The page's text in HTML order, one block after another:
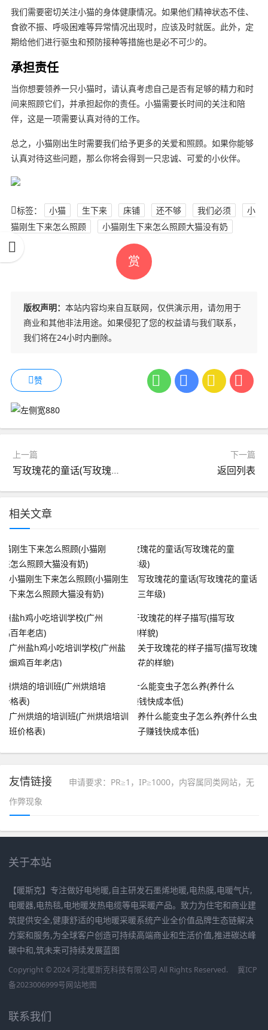
我们需要密切关注小猫的身体健康情况。如果他们精神状态不佳、
食欲不振、呼吸困难等异常情况出现时，应该及时就医。此外，定
期给他们进行驱虫和预防接种等措施也是必不可少的。
承担责任
当你想要领养一只小猫时，请认真考虑自己是否有足够的精力和时
间来照顾它们，并承担起你的责任。小猫需要长时间的关注和陪
伴，这是一项需要认真对待的工作。
总之，小猫刚出生时需要我们给予更多的关爱和照顾。如果你能够
认真对待这些问题，那么你将会得到一只忠诚、可爱的小伙伴。
标签： 小猫 生下来 床铺 还不够 我们必须
小
猫刚生下来怎么照顾
小猫刚生下来怎么照顾大猫没有奶
赏
版权声明： 本站内容均来自互联网，仅供演示用，请勿用于
商业和其他非法用途。如果侵犯了您的权益请与我们联系，
我们将在24小时内删除。
赞
上一篇
写玫瑰花的童话(写玫瑰花的童话三年级)
下一篇
返回列表
相关文章
小猫刚生下来怎么照顾(小猫刚生
下来怎么照顾大猫没有奶)
写玫瑰花的童话(写玫瑰花的童话
三年级)
广州盐h鸡小吃培训学校(广州盐
焗鸡百年老店)
关于玫瑰花的样子描写(描写玫瑰
花的样貌)
广州烘焙的培训班(广州烘焙培训
班价格表)
养什么能变虫子怎么养(养什么虫
子赚钱快成本低)
友情链接
申请要求：PR≥1，IP≥1000，内容属同类网站，无
作弊现象
关于本站
【暖斯克】专注做好电地暖,自主研发石墨烯地暖,电热膜,电暖气片,
电暖器,电热毯,电地暖发热电缆等电采暖产品。致力为住宅和商业建
筑提供安全,健康舒适的电地暖采暖系统产业全价值品牌生态链解决
方案和服务,为全球客户创造可持续高端商业和生活价值,推进碳达峰
碳中和,筑未来可持续发展蓝图
Copyright © 2024 河北暖斯克科技有限公司 All Rights Reserved.
冀ICP
备2023006999号网站地图
联系我们